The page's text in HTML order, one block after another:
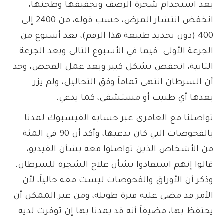
بعد استخدام شجرة الرصف وتجفيفها وطحنها،
انخفض انتشار المرض، حسب قوله، من 2400 إلى
400 (دون تحديد طبيعة هذا الرقم)، بعد أسبوع من
الجرعة الأولى. فيما في الأسبوع التالي وبعد الجرعة
الثانية، انخفض بشكل كبير وبعد عمل الفحص، وجد
أن السرطان انتهى تماماً وفق التحاليل، ولم يزر
بعدها أي طبيب أو مستشفى، كما يدعي.
تواصلنا مع العامري عبر حسابه الفيسبوك لمدنا
بالفحوصات التي كان يدعيها، وأكد أن 90 في المئة
من الأشخاص الذين تواصلوا معه بشأن الفيديو،
قالوا إنهم استفادوا بشأن علاج الشجرة للسرطان.
وذكر أن الأوراق والفحوصات ليست معه حالياً، لأن
الأمر قد مضى عليه فترة طويلة، ومن غير الممكن أن
يحتفظ بها، مضيفاً أنه قد يمدنا بها إن توفرت لديه.